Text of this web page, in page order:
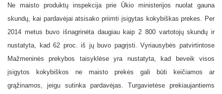
Ne maisto produktų inspekcija prie Ūkio ministerijos nuolat gauna
skundų, kai pardavėjai atsisako priimti įsigytas kokybiškas prekes. Per
2014 metus buvo išnagrinėta daugiau kaip 2 800 vartotojų skundų ir
nustatyta, kad 62 proc. iš jų buvo pagrįsti. Vyriausybės patvirtintose
Mažmeninės prekybos taisyklėse yra nustatyta, kad beveik visos
įsigytos kokybiškos ne maisto prekės gali būti keičiamos ar
grąžinamos, jeigu sutinka pardavėjas. Turgavietėse prekiaujantiems